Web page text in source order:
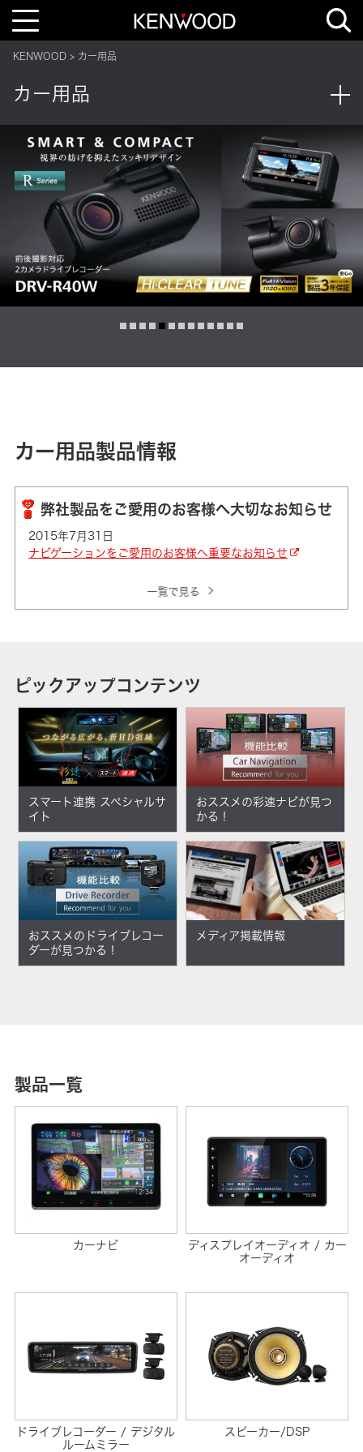
T
l
a
g
a
t
o
n
KENWOOD カー用品
カー用品
カー用品製品情報
弊社製品をご愛用のお客様へ大切なお知らせ
一覧で見る
2015年7月31日
ナビゲーションをご愛用のお客様へ重要なお知らせ
ピックアップコンテンツ
スマート連携 スペシャルサ
イト
おススメの彩速ナビが見つ
かる！
おススメのドライブレコー
ダーが見つかる！
メディア掲載情報
製品一覧
カーナビ
ディスプレイオーディオ / カー
オーディオ
ドライブレコーダー / デジタル
ルームミラー
スピーカー/DSP